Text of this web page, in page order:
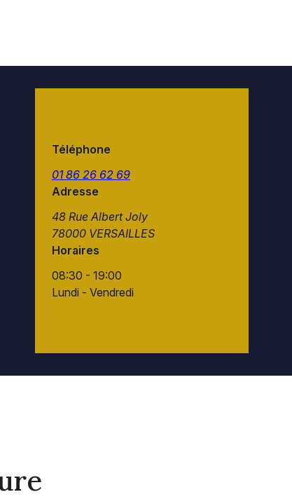
Téléphone
01 86 26 62 69
Adresse
48 Rue Albert Joly
78000 VERSAILLES
Horaires
08:30 - 19:00
Lundi - Vendredi